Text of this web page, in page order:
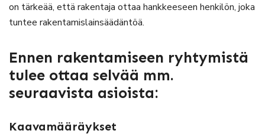
on tärkeää, että rakentaja ottaa hankkeeseen henkilön, joka
tuntee rakentamislainsäädäntöä.
Ennen rakentamiseen ryhtymistä
tulee ottaa selvää mm.
seuraavista asioista:
Kaavamääräykset